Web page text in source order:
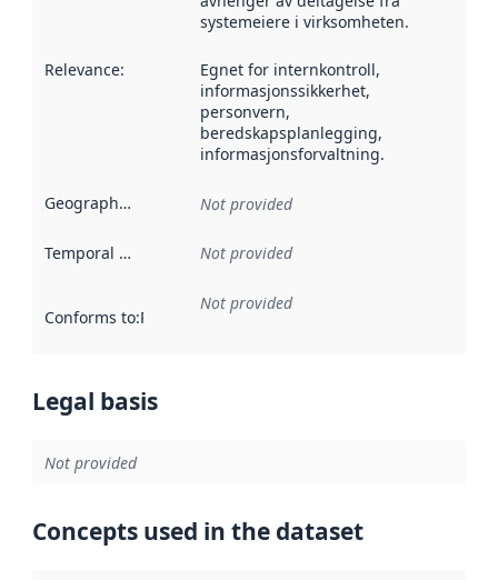
systemeiere i virksomheten.
Relevance:
Egnet for internkontroll,
informasjonssikkerhet,
personvern,
beredskapsplanlegging,
informasjonsforvaltning.
Geographical scope Not provided
Temporal scope Not provided
Conforms to:Reference to an implementation rule or other
Not provided
Legal basis
Not provided
Concepts used in the dataset